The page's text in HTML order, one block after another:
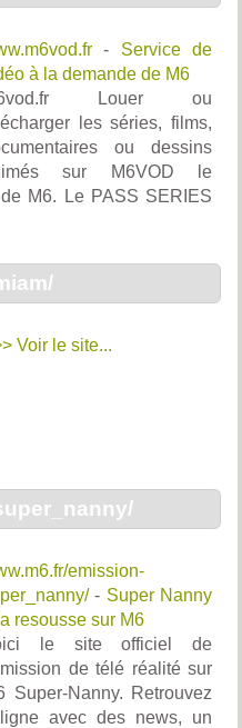
- Service de
à la demande de M6
Louer ou
les séries, films,
ou dessins
sur M6VOD le
M6. Le PASS SERIES
Voir le site...
emission-
- Super Nanny
resousse sur M6
le site officiel de
de télé réalité sur
Super-Nanny. Retrouvez
avec des news, un